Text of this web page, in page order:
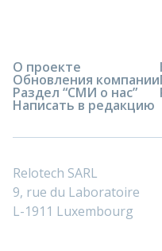
О проекте
Обновления компании
Раздел “СМИ о нас”
Написать в редакцию
Relotech SARL
9, rue du Laboratoire
L-1911 Luxembourg